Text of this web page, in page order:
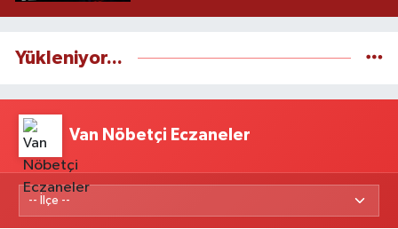
Yükleniyor...
Van Nöbetçi Eczaneler